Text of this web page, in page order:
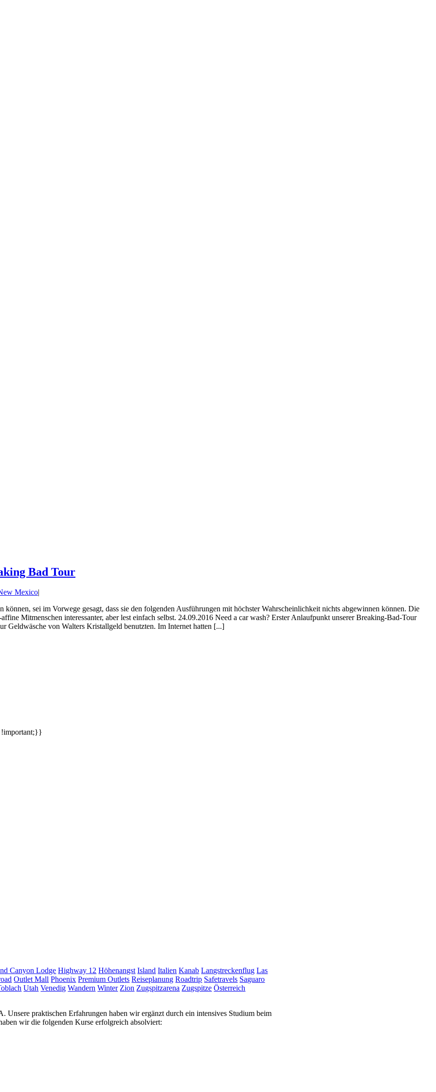
Bad Tour
Mexico|
sei im Vorwege gesagt, dass sie den folgenden Ausführungen mit höchster Wahrscheinlichkeit nichts abgewinnen können. Die
Mitmenschen interessanter, aber lest einfach selbst. 24.09.2016 Need a car wash? Erster Anlaufpunkt unserer Breaking-Bad-Tour
Geldwäsche von Walters Kristallgeld benutzten. Im Internet hatten [...]
!important;}}
Canyon Lodge Highway 12 Höhenangst Island Italien Kanab Langstreckenflug Las
Outlet Mall Phoenix Premium Outlets Reiseplanung Roadtrip Safetravels Saguaro
Utah Venedig Wandern Winter Zion Zugspitzarena Zugspitze Österreich
Unsere praktischen Erfahrungen haben wir ergänzt durch ein intensives Studium beim
wir die folgenden Kurse erfolgreich absolviert: